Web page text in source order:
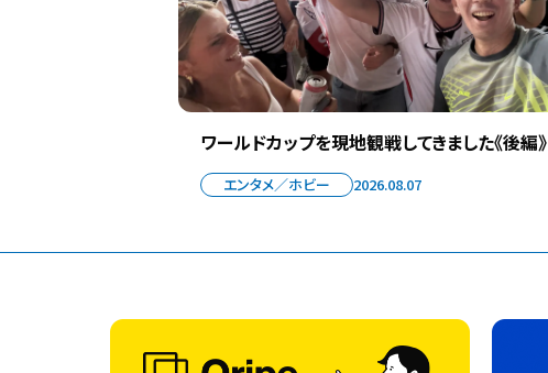
ワールドカップを現地観戦してきました《後編》
エンタメ／ホビー 2026.08.07